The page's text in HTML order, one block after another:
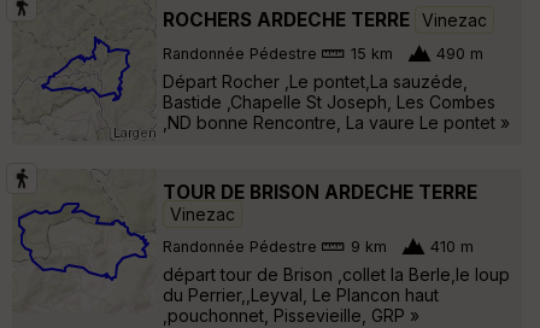
ROCHERS ARDECHE TERRE Vinezac
Randonnée Pédestre 15 km 490 m
Départ Rocher ,Le pontet,La sauzéde,
Bastide ,Chapelle St Joseph, Les Combes
,ND bonne Rencontre, La vaure Le pontet »
TOUR DE BRISON ARDECHE TERRE
Vinezac
Randonnée Pédestre 9 km 410 m
départ tour de Brison ,collet la Berle,le loup
du Perrier,,Leyval, Le Plancon haut
,pouchonnet, Pissevieille, GRP »